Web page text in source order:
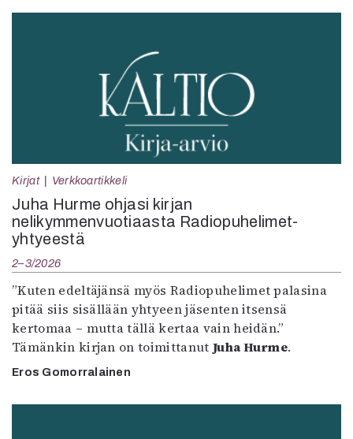
Kirjat Verkkoartikkeli
Juha Hurme ohjasi kirjan
nelikymmenvuotiaasta Radiopuhelimet-
yhtyeestä
2–3/2026
”Kuten edeltäjänsä myös Radiopuhelimet palasina
pitää siis sisällään yhtyeen jäsenten itsensä
kertomaa – mutta tällä kertaa vain heidän.”
Tämänkin kirjan on toimittanut Juha Hurme.
Eros Gomorralainen